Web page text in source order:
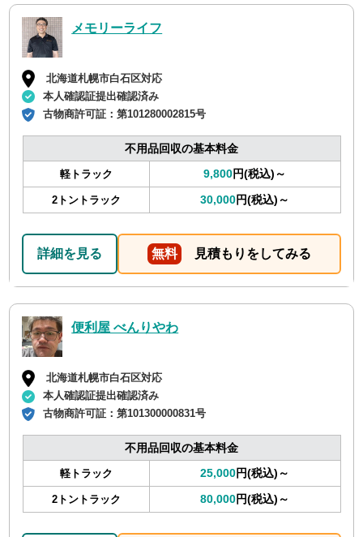
メモリーライフ
北海道札幌市白石区対応
本人確認証提出確認済み
古物商許可証：第101280002815号
不用品回収の基本料金
軽トラック 9,800円(税込)～
2トントラック 30,000円(税込)～
詳細を見る 無料 見積もりをしてみる
便利屋 べんりやわ
北海道札幌市白石区対応
本人確認証提出確認済み
古物商許可証：第101300000831号
不用品回収の基本料金
軽トラック 25,000円(税込)～
2トントラック 80,000円(税込)～